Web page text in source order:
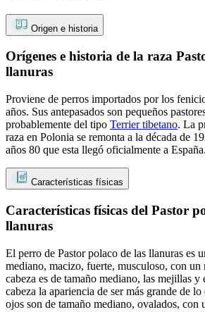
Origen e historia
Orígenes e historia de la raza
llanuras
Proviene de perros importados por los
años. Sus antepasados ​​son pequeños
probablemente del tipo Terrier tibetano. La
raza en Polonia se remonta a la década de
años 80 que esta llegó oficialmente a España.
Características físicas
Características físicas del Pastor
llanuras
El perro de Pastor polaco de las llanuras es
mediano, macizo, fuerte, musculoso, con un
cabeza es de tamaño mediano, las mejillas y
cabeza la apariencia de ser más grande de
ojos son de tamaño mediano, ovalados, con